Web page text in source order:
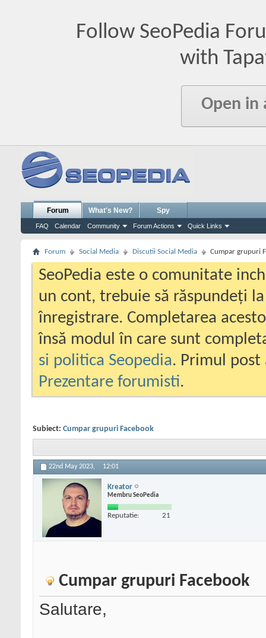
Follow SeoPedia
with
Open in
Forum
FAQ Calendar Community Forum Actions Quick Links
What's New? Spy
Forum Social Media Discutii Social Media Cumpar grupuri
SeoPedia este o comunitate
un cont, trebuie să răspundeți
înregistrare. Completarea
însă modul în care sunt
si politica Seopedia. Primul
Prezentare forumisti.
Subiect: Cumpar grupuri Facebook
22nd May 2023, 12:01
Kreator
Membru SeoPedia
Reputatie: 21
Cumpar grupuri Facebook
Salutare,